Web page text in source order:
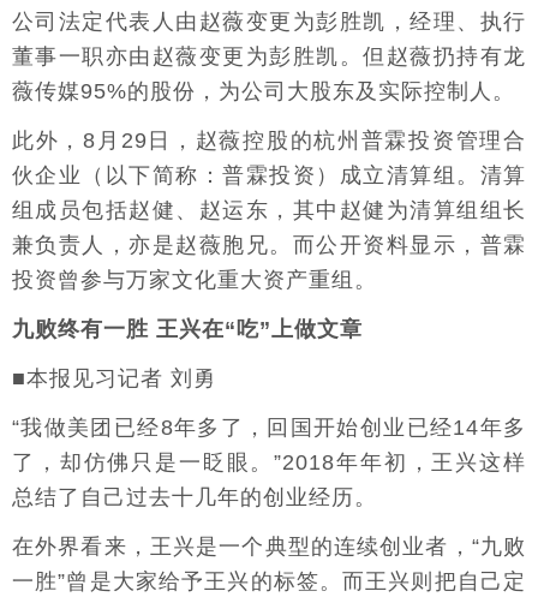
公司法定代表人由赵薇变更为彭胜凯，经理、执行
董事一职亦由赵薇变更为彭胜凯。但赵薇扔持有龙
薇传媒95%的股份，为公司大股东及实际控制人。
此外，8月29日，赵薇控股的杭州普霖投资管理合
伙企业（以下简称：普霖投资）成立清算组。清算
组成员包括赵健、赵运东，其中赵健为清算组组长
兼负责人，亦是赵薇胞兄。而公开资料显示，普霖
投资曾参与万家文化重大资产重组。
九败终有一胜 王兴在“吃”上做文章
■本报见习记者 刘勇
“我做美团已经8年多了，回国开始创业已经14年多
了，却仿佛只是一眨眼。”2018年年初，王兴这样
总结了自己过去十几年的创业经历。
在外界看来，王兴是一个典型的连续创业者，“九败
一胜”曾是大家给予王兴的标签。而王兴则把自己定